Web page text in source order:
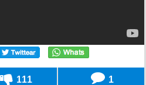
111 1